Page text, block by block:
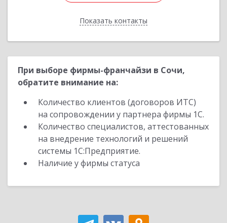
Показать контакты
Назад
При выборе фирмы-франчайзи в Сочи,
обратите внимание на:
Количество клиентов (договоров ИТС)
на сопровождении у партнера фирмы 1С.
Количество специалистов, аттестованных
на внедрение технологий и решений
системы 1С:Предприятие.
Наличие у фирмы статуса